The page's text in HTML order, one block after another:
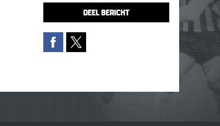
DEEL BERICHT